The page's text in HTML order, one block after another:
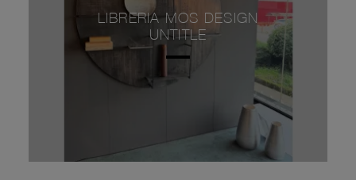
LIBRERIA MOS DESIGN
UNTITLE